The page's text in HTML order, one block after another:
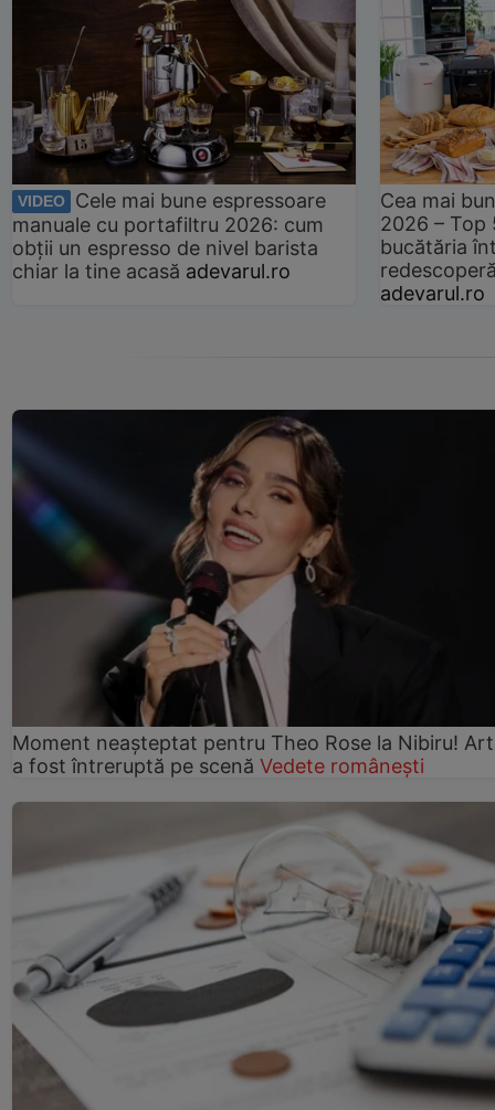
VIDEO
Cele mai bune espressoare
manuale cu portafiltru 2026: cum
obții un espresso de nivel barista
chiar la tine acasă adevarul.ro
Cea mai
2026 –
bucătăria
adevarul.ro
Moment neașteptat pentru Theo Rose la Nibiru!
a fost întreruptă pe scenă Vedete românești